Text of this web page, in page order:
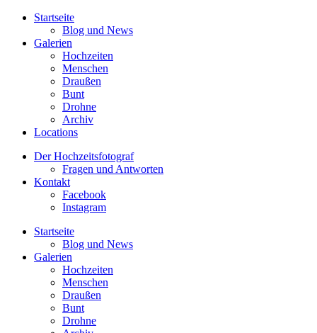
Startseite
Blog und News
Galerien
Hochzeiten
Menschen
Draußen
Bunt
Drohne
Archiv
Locations
Der Hochzeitsfotograf
Fragen und Antworten
Kontakt
Facebook
Instagram
Startseite
Blog und News
Galerien
Hochzeiten
Menschen
Draußen
Bunt
Drohne